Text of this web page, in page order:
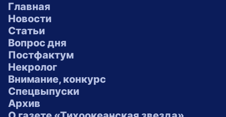
Главная
Новости
Статьи
Вопрос дня
Постфактум
Некролог
Внимание, конкурс
Спецвыпуски
Архив